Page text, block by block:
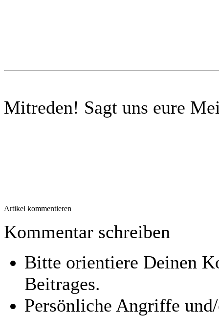
Mitreden! Sagt uns eure
Artikel kommentieren
Kommentar schreiben
Bitte orientiere Deinen
Beitrages.
Persönliche Angriffe